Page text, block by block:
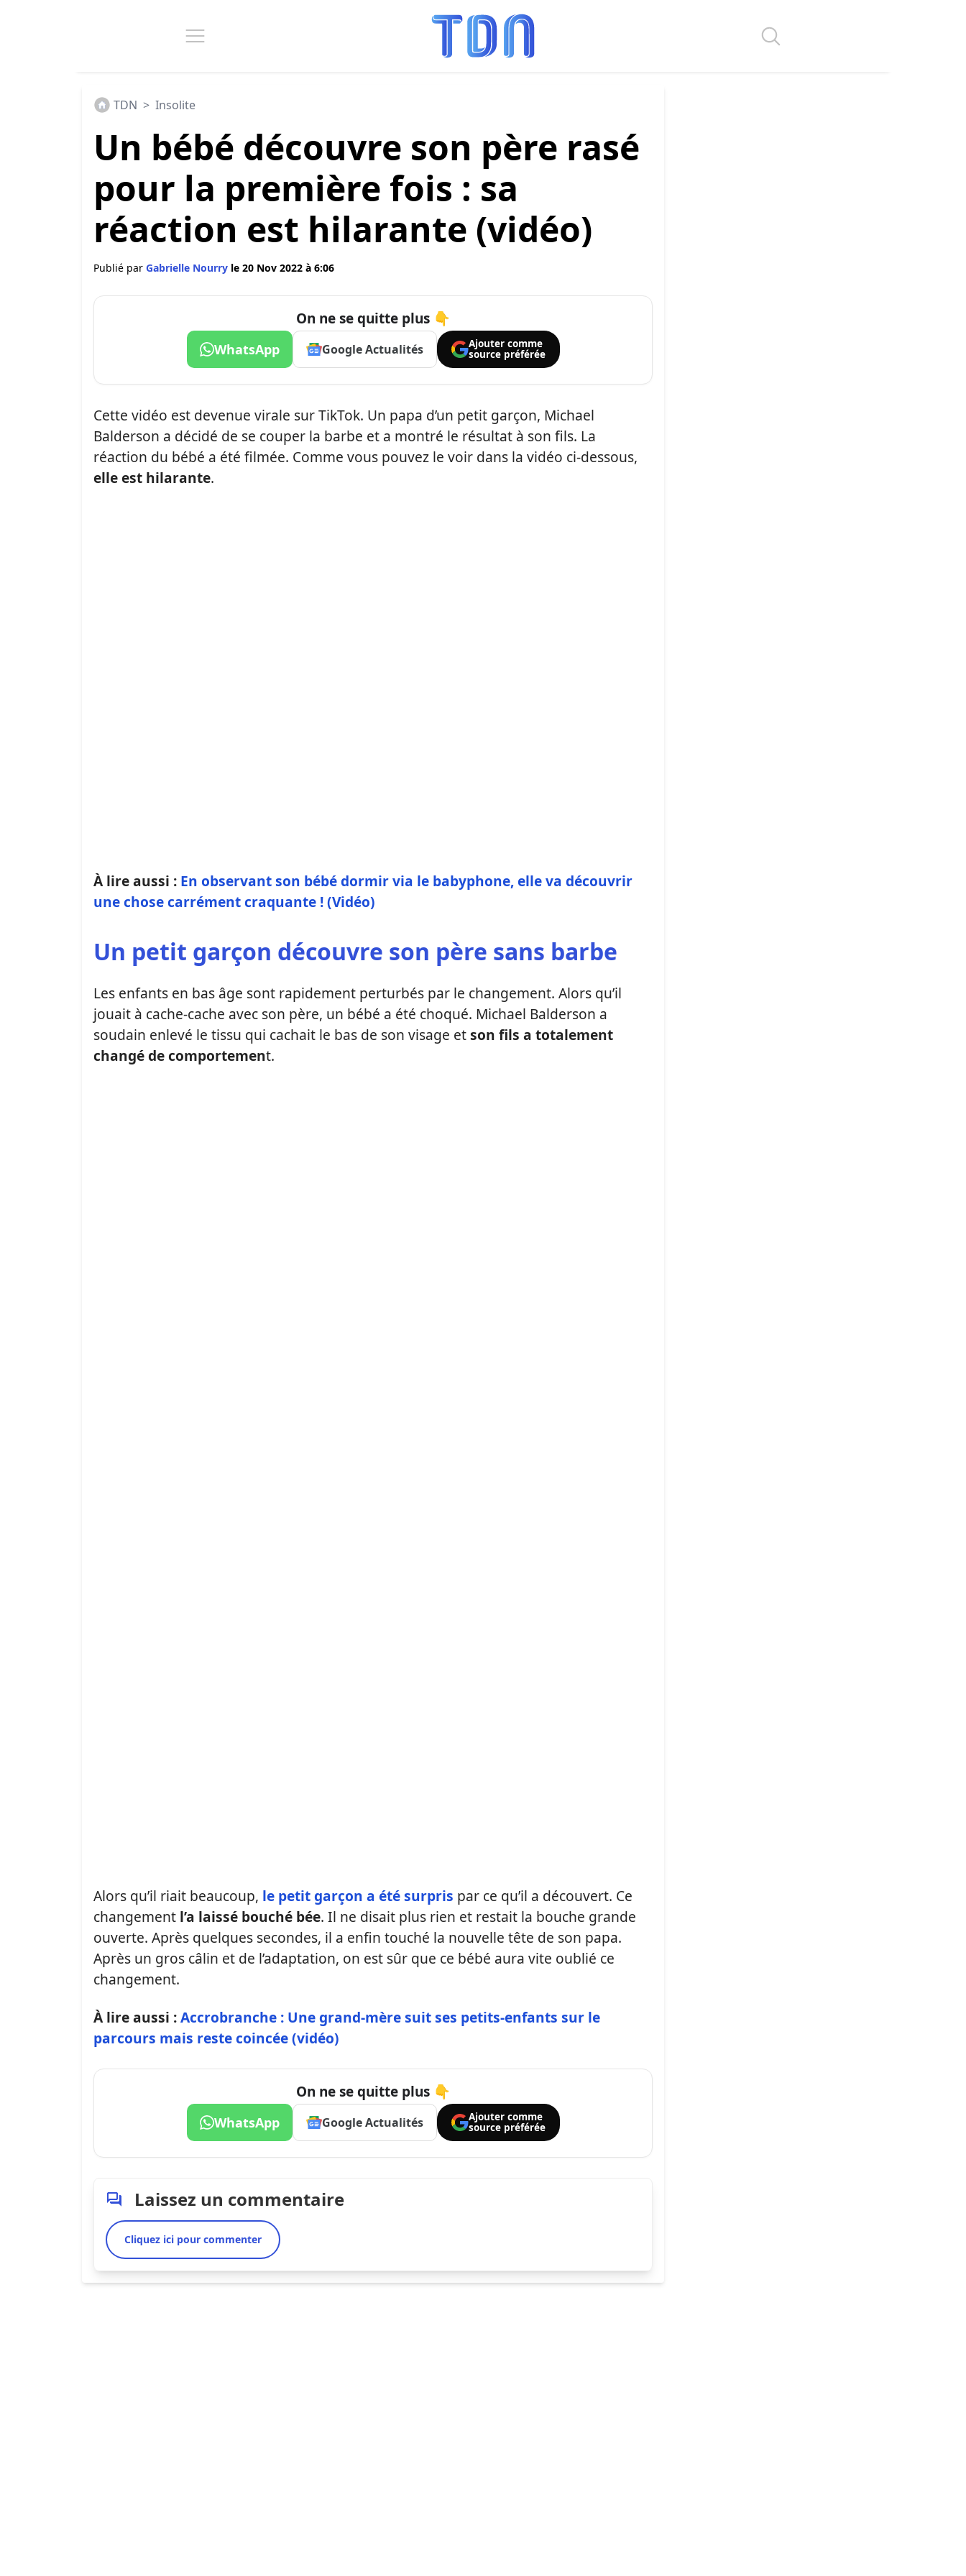
TDN > Insolite
Un bébé découvre son père rasé
pour la première fois : sa
réaction est hilarante (vidéo)
Publié par Gabrielle Nourry le 20 Nov 2022 à 6:06
On ne se quitte plus 👇
WhatsApp Google Actualités
Ajouter comme
source préférée
Cette vidéo est devenue virale sur TikTok. Un papa d’un petit garçon, Michael
Balderson a décidé de se couper la barbe et a montré le résultat à son fils. La
réaction du bébé a été filmée. Comme vous pouvez le voir dans la vidéo ci-dessous,
elle est hilarante.
À lire aussi : En observant son bébé dormir via le babyphone, elle va découvrir
une chose carrément craquante ! (Vidéo)
Un petit garçon découvre son père sans barbe
Les enfants en bas âge sont rapidement perturbés par le changement. Alors qu’il
jouait à cache-cache avec son père, un bébé a été choqué. Michael Balderson a
soudain enlevé le tissu qui cachait le bas de son visage etson fils a totalement
changé de comportement.
Alors qu’il riait beaucoup, le petit garçon a été surpris par ce qu’il a découvert. Ce
changement l’a laissé bouché bée. Il ne disait plus rien et restait la bouche grande
ouverte. Après quelques secondes, il a enfin touché la nouvelle tête de son papa.
Après un gros câlin et de l’adaptation, on est sûr que ce bébé aura vite oublié ce
changement.
À lire aussi :Accrobranche : Une grand-mère suit ses petits-enfants sur le
parcours mais reste coincée (vidéo)
On ne se quitte plus 👇
WhatsApp Google Actualités
Ajouter comme
source préférée
Laissez un commentaire
Cliquez ici pour commenter